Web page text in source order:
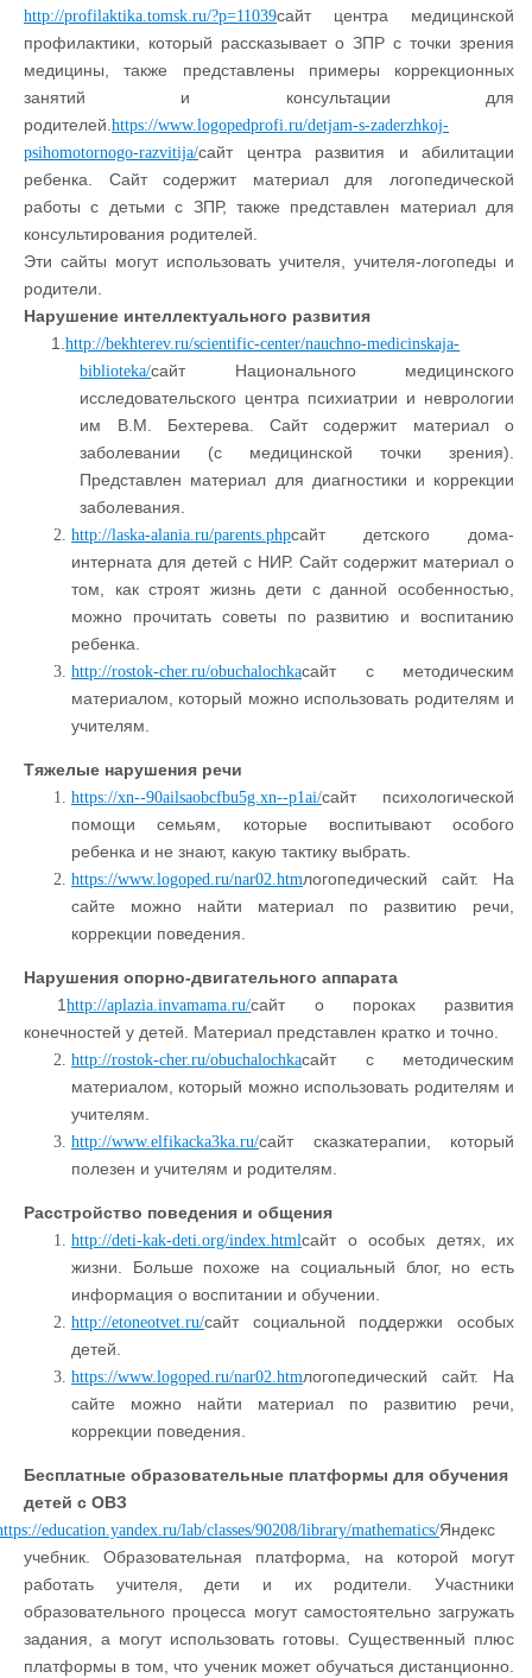
http://profilaktika.tomsk.ru/?p=11039сайт центра медицинской
профилактики, который рассказывает о ЗПР с точки зрения
медицины, также представлены примеры коррекционных
занятий и консультации для
родителей.https://www.logopedprofi.ru/detjam-s-zaderzhkoj-
psihomotornogo-razvitija/сайт центра развития и абилитации
ребенка. Сайт содержит материал для логопедической
работы с детьми с ЗПР, также представлен материал для
консультирования родителей.
Эти сайты могут использовать учителя, учителя-логопеды и
родители.
Нарушение интеллектуального развития
1.http://bekhterev.ru/scientific-center/nauchno-medicinskaja-
biblioteka/сайт Национального медицинского
исследовательского центра психиатрии и неврологии
им В.М. Бехтерева. Сайт содержит материал о
заболевании (с медицинской точки зрения).
Представлен материал для диагностики и коррекции
заболевания.
http://laska-alania.ru/parents.phpсайт детского дома-
интерната для детей с НИР. Сайт содержит материал о
том, как строят жизнь дети с данной особенностью,
можно прочитать советы по развитию и воспитанию
ребенка.
http://rostok-cher.ru/obuchalochkaсайт с методическим
материалом, который можно использовать родителям и
учителям.
Тяжелые нарушения речи
https://xn--90ailsaobcfbu5g.xn--p1ai/сайт психологической
помощи семьям, которые воспитывают особого
ребенка и не знают, какую тактику выбрать.
https://www.logoped.ru/nar02.htmлогопедический сайт. На
сайте можно найти материал по развитию речи,
коррекции поведения.
Нарушения опорно-двигательного аппарата
1http://aplazia.invamama.ru/сайт о пороках развития
конечностей у детей. Материал представлен кратко и точно.
http://rostok-cher.ru/obuchalochkaсайт с методическим
материалом, который можно использовать родителям и
учителям.
http://www.elfikacka3ka.ru/сайт сказкатерапии, который
полезен и учителям и родителям.
Расстройство поведения и общения
http://deti-kak-deti.org/index.htmlсайт о особых детях, их
жизни. Больше похоже на социальный блог, но есть
информация о воспитании и обучении.
http://etoneotvet.ru/сайт социальной поддержки особых
детей.
https://www.logoped.ru/nar02.htmлогопедический сайт. На
сайте можно найти материал по развитию речи,
коррекции поведения.
Бесплатные образовательные платформы для обучения
детей с ОВЗ
education.yandex.ru/lab/classes/90208/library/mathematics/Яндекс
учебник. Образовательная платформа, на которой могут
работать учителя, дети и их родители. Участники
образовательного процесса могут самостоятельно загружать
задания, а могут использовать готовы. Существенный плюс
платформы в том, что ученик может обучаться дистанционно.